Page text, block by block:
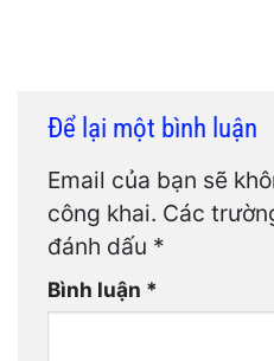
Để lại một bình luận
Email của bạn sẽ
công khai. Các
đánh dấu *
Bình luận *